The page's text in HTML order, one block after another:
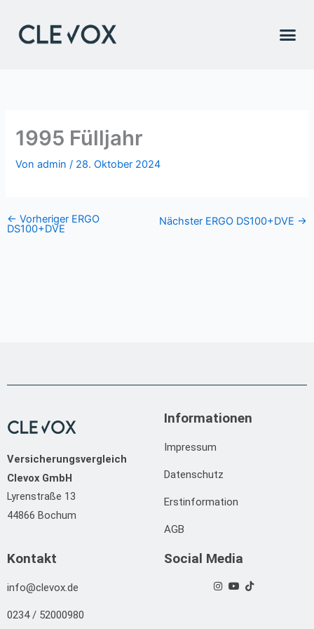
Inhalt
springen
1995 Fülljahr
Vonadmin/ 28. Oktober 2024
← Vorheriger ERGO
DS100+DVE
Nächster ERGO DS100+DVE →
Versicherungsvergleich
Clevox GmbH
Lyrenstraße 13
44866 Bochum
Informationen
Impressum
Datenschutz
Erstinformation
AGB
Kontakt
info@clevox.de
0234 / 52000980
Social Media